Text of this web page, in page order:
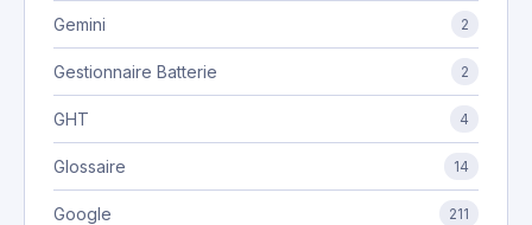
Gemini 2
Gestionnaire Batterie 2
GHT 4
Glossaire 14
Google 211